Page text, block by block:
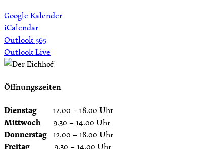
Google Kalender
iCalendar
Outlook 365
Outlook Live
Öffnungszeiten
Dienstag 12.00 – 18.00 Uhr
Mittwoch 9.30 – 14.00 Uhr
Donnerstag 12.00 – 18.00 Uhr
Freitag 9.30 – 14.00 Uhr